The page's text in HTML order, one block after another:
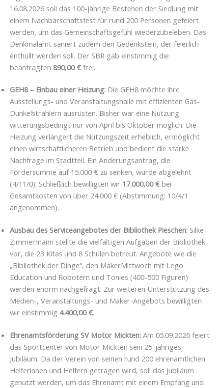
16.08.2026 soll das 100-jährige Bestehen der Siedlung mit
einem Nachbarschaftsfest für rund 200 Personen gefeiert
werden, um das Gemeinschaftsgefühl wiederzubeleben. Das
Denkmalamt saniert zudem den Gedenkstein, der feierlich
enthüllt werden soll. Der SBR gab einstimmig die
beantragten 890,00 € frei.
GEH8 – Einbau einer Heizung: Die GEH8 möchte ihre
Ausstellungs- und Veranstaltungshalle mit effizienten Gas-
Dunkelstrahlern ausrüsten. Bisher war eine Nutzung
witterungsbedingt nur von April bis Oktober möglich. Die
Heizung verlängert die Nutzungszeit erheblich, ermöglicht
einen wirtschaftlicheren Betrieb und bedient die starke
Nachfrage im Stadtteil. Ein Änderungsantrag, die
Fördersumme auf 15.000 € zu senken, wurde abgelehnt
(4/11/0). Schließlich bewilligten wir 17.000,00 € bei
Gesamtkosten von über 24.000 € (Abstimmung: 10/4/1
angenommen).
Ausbau des Serviceangebotes der Bibliothek Pieschen: Silke
Zimmermann stellte die vielfältigen Aufgaben der Bibliothek
vor, die 23 Kitas und 8 Schulen betreut. Angebote wie die
„Bibliothek der Dinge“, den MakerMittwoch mit Lego
Education und Robotern und Tonies (400-500 Figuren)
werden enorm nachgefragt. Zur weiteren Unterstützung des
Medien-, Veranstaltungs- und Maker-Angebots bewilligten
wir einstimmig 4.400,00 €.
Ehrenamtsförderung SV Motor Mickten: Am 05.09.2026 feiert
das Sportcenter von Motor Mickten sein 25-jähriges
Jubiläum. Da der Verein von seinen rund 200 ehrenamtlichen
Helferinnen und Helfern getragen wird, soll das Jubiläum
genutzt werden, um das Ehrenamt mit einem Empfang und